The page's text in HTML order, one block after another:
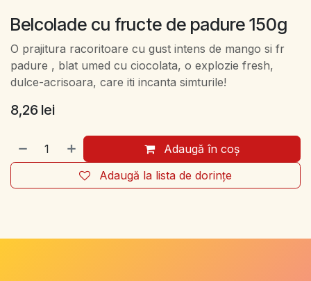
Belcolade cu fructe de padure 150g
O prajitura racoritoare cu gust intens de mango si fr
padure , blat umed cu ciocolata, o explozie fresh,
dulce-acrisoara, care iti incanta simturile!
8,26 lei
Adaugă în coș
Adaugă la lista de dorințe